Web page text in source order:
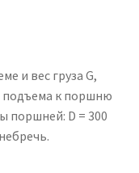
и вес груза G,
подъема к поршню
поршней: D = 300